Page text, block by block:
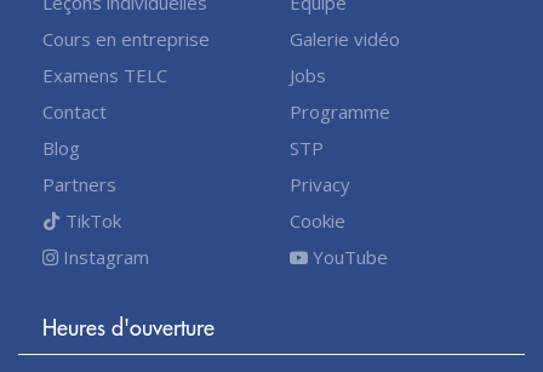
Cours en entreprise
Examens TELC
Contact
Blog
Partners
TikTok
Instagram
Galerie vidéo
Jobs
Programme
STP
Privacy
Cookie
YouTube
Heures d'ouverture